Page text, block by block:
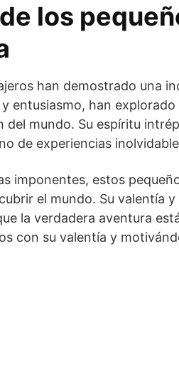
los
han demostrado una
entusiasmo, han
mundo. Su espíritu
de experiencias
imponentes, estos
el mundo. Su valentía
la verdadera aventura
con su valentía y